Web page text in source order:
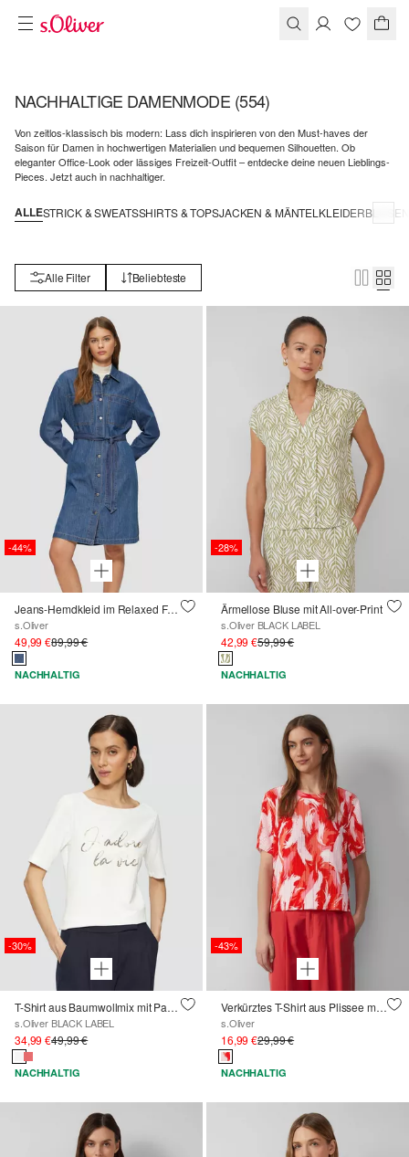
NACHHALTIGE DAMENMODE (554)
Von zeitlos-klassisch bis modern: Lass dich inspirieren von den Must-haves der
Saison für Damen in hochwertigen Materialien und bequemen Silhouetten. Ob
eleganter Office-Look oder lässiges Freizeit-Outfit – entdecke deine neuen Lieblings-
Pieces. Jetzt auch in nachhaltiger.
ALLESTRICK & SWEATSSHIRTS & TOPSJACKEN & MÄNTEL KLEIDERBLUSEN
Alle Filter Beliebteste
-44%
Jeans-Hemdkleid im Relaxed Fit mit Bindegürtel
s.Oliver
49,99 €89,99 €
NACHHALTIG
-28%
Ärmellose Bluse mit All-over-Print
s.Oliver BLACK LABEL
42,99 €59,99 €
NACHHALTIG
-30%
T-Shirt aus Baumwollmix mit Pailletten-Schriftzug
s.Oliver BLACK LABEL
34,99 €49,99 €
NACHHALTIG
-43%
Verkürztes T-Shirt aus Plissee mit Rundhalsausschnitt
s.Oliver
16,99 €29,99 €
NACHHALTIG